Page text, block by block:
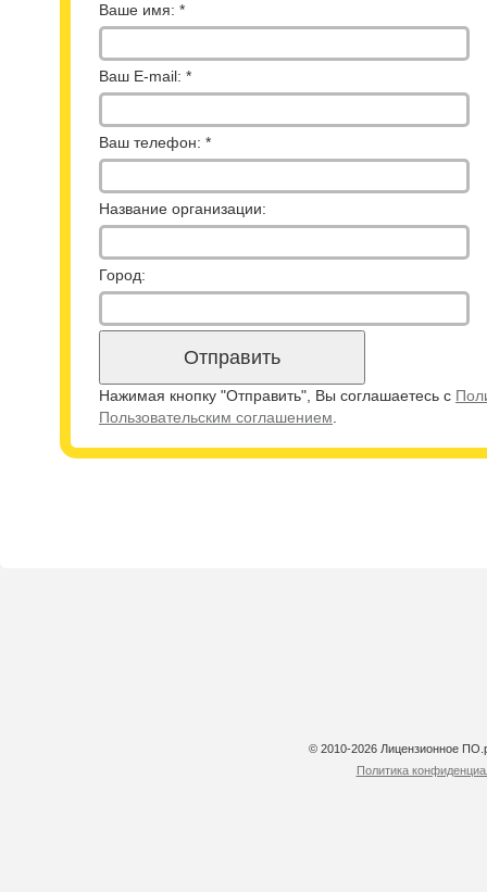
Ваше имя: *
Ваш E-mail: *
Ваш телефон: *
Название организации:
Город:
Нажимая кнопку "Отправить", Вы соглашаетесь с
Пользовательским соглашением
© 2010-2026 Лицензионное
Политика